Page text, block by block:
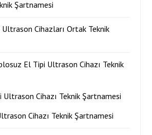
Şartnamesi
Cihazları Ortak Teknik
El Tipi Ultrason Cihazı Teknik
Ultrason Cihazı Teknik Şartnamesi
Cihazı Teknik Şartnamesi